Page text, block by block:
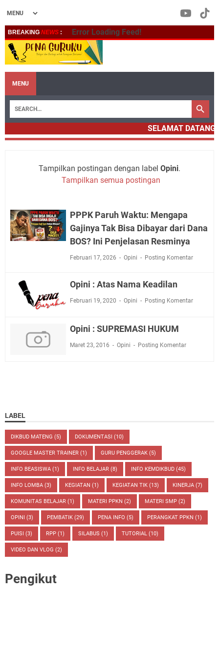
BREAKING NEWS : Error Loading Feed!
MENU
SELAMAT DATANG
Tampilkan postingan dengan label Opini.
Tampilkan semua postingan
PPPK Paruh Waktu: Mengapa
Gajinya Tak Bisa Dibayar dari Dana
BOS? Ini Penjelasan Resminya
Februari 17, 2026 Opini Posting Komentar
Opini : Atas Nama Keadilan
Februari 19, 2020 Opini Posting Komentar
Opini : SUPREMASI HUKUM
Maret 23, 2016 Opini Posting Komentar
LABEL
DIKBUD MATENG (5) DOKUMENTASI (10)
GOOGLE MASTER TRAINER (1) GURU PENGGERAK (5)
INFO BEASISWA (1) INFO BELAJAR (8) INFO KEMDIKBUD (45)
INFO LOMBA (3) KEGIATAN (1) KEGIATAN TIK (13) KINERJA (7)
KOMUNITAS BELAJAR (1) MATERI PPKN (2) MATERI SMP (2)
OPINI (3) PEMBATIK (29) PENA INFO (5) PERANGKAT PPKN (1)
PUISI (3) RPP (1) SILABUS (1) TUTORIAL (10)
VIDEO DAN VLOG (2)
Pengikut